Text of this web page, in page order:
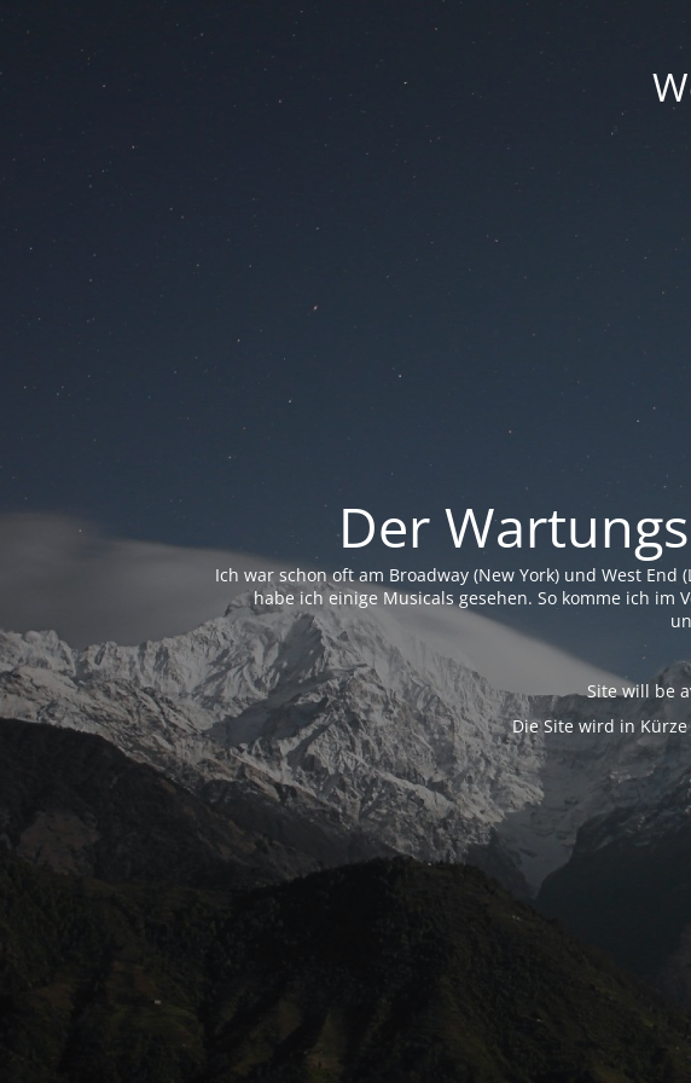
Der
Ich war schon oft am Broadway (New York) und West
habe ich einige Musicals gesehen. So komme ich im
Site will be
Die Site wird in